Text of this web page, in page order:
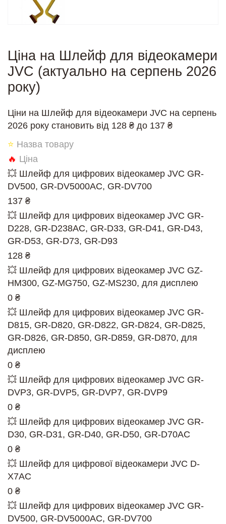
Ціна на Шлейф для відеокамери
JVC (актуально на серпень 2026
року)
Ціни на Шлейф для відеокамери JVC на серпень
2026 року становить від 128 ₴ до 137 ₴
⭐ Назва товару
🔥 Ціна
💥 Шлейф для цифрових відеокамер JVC GR-
DV500, GR-DV5000AC, GR-DV700
137 ₴
💥 Шлейф для цифрових відеокамер JVC GR-
D228, GR-D238AC, GR-D33, GR-D41, GR-D43,
GR-D53, GR-D73, GR-D93
128 ₴
💥 Шлейф для цифрових відеокамер JVC GZ-
HM300, GZ-MG750, GZ-MS230, для дисплею
0 ₴
💥 Шлейф для цифрових відеокамер JVC GR-
D815, GR-D820, GR-D822, GR-D824, GR-D825,
GR-D826, GR-D850, GR-D859, GR-D870, для
дисплею
0 ₴
💥 Шлейф для цифрових відеокамер JVC GR-
DVP3, GR-DVP5, GR-DVP7, GR-DVP9
0 ₴
💥 Шлейф для цифрових відеокамер JVC GR-
D30, GR-D31, GR-D40, GR-D50, GR-D70AC
0 ₴
💥 Шлейф для цифрової відеокамери JVC D-
X7AC
0 ₴
💥 Шлейф для цифрових відеокамер JVC GR-
DV500, GR-DV5000AC, GR-DV700